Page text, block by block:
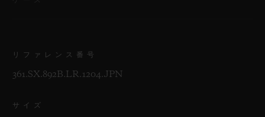
リファレンス番号
361.SX.892B.LR.1204.JPN
サイズ